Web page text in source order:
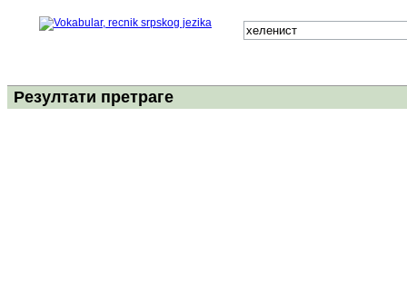
Резултати претраге